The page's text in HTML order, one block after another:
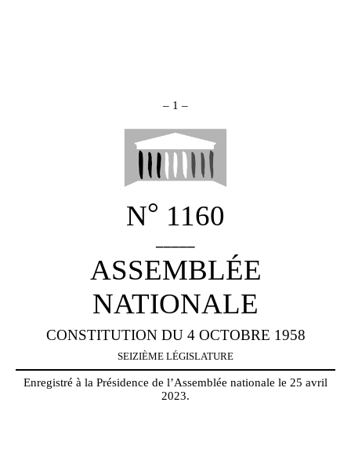
– 1 –
N° 1160
ASSEMBLÉE
NATIONALE
CONSTITUTION DU 4 OCTOBRE 1958
SEIZIÈME LÉGISLATURE
Enregistré à la Présidence de l’Assemblée nationale le 25 avril
2023.